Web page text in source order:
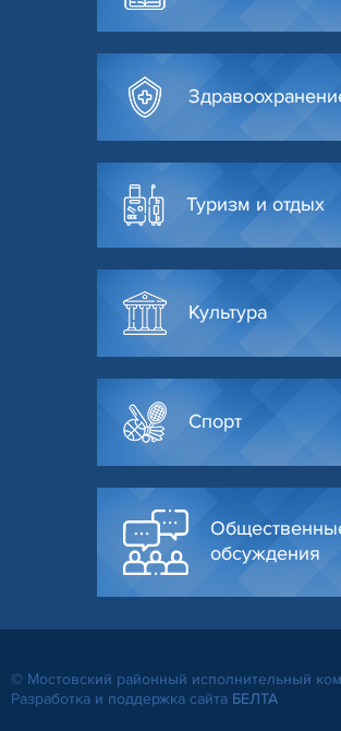
Туризм и отдых
Культура
Спорт
обсуждения
© Мостовский районный исполнительный
Разработка и поддержка сайта БЕЛТА